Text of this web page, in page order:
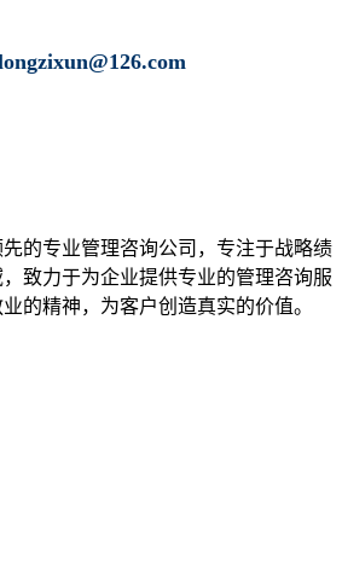
先的专业管理咨询公司，专注于战略绩
致力于为企业提供专业的管理咨询服
的精神，为客户创造真实的价值。